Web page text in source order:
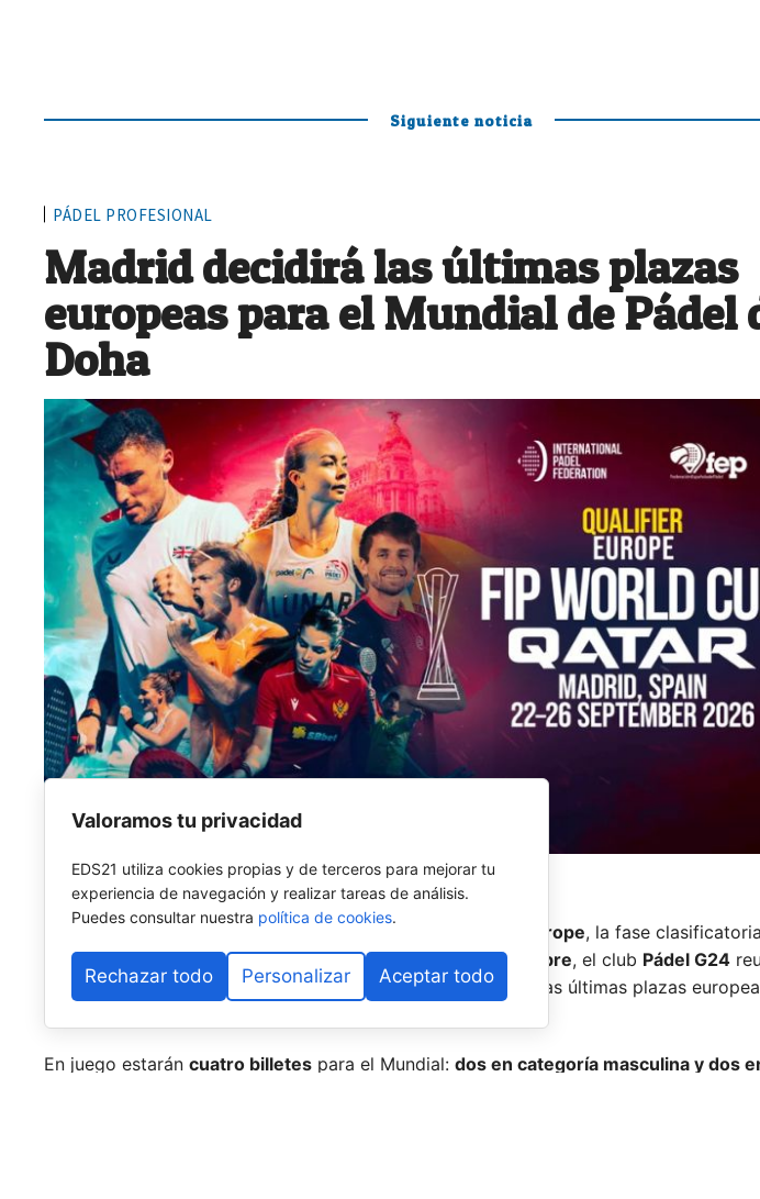
Siguiente noticia
PÁDEL PROFESIONAL
Madrid decidirá las últimas plazas
europeas para el Mundial de Pádel
Doha
Madrid será el escenario de los FIP World Cup Qualifiers Europe, la fase
el Mundial de Pádel de Doha 2026. Del22 al 26 de septiembre, el club Pádel G24
selecciones nacionalesde29 países
, que competirán por las últimas plazas
En juego estarán cuatro billetes para el Mundial: dos en categoría masculina y dos
Valoramos tu privacidad
EDS21 utiliza cookies propias y de terceros para mejorar tu
experiencia de navegación y realizar tareas de análisis.
Puedes consultar nuestra política de cookies.
Rechazar todo Personalizar Aceptar todo